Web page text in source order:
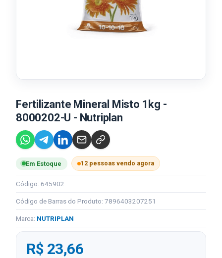
Fertilizante Mineral Misto 1kg -
8000202-U - Nutriplan
Em Estoque 12 pessoas vendo agora
Código: 645902
Código de Barras do Produto: 7896403207251
Marca: NUTRIPLAN
R$ 23,66